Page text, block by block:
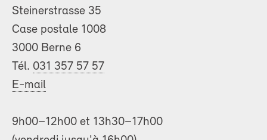
Steinerstrasse 35
Case postale 1008
3000 Berne 6
Tél. 031 357 57 57
E-mail
9h00–12h00 et 13h30–17h00